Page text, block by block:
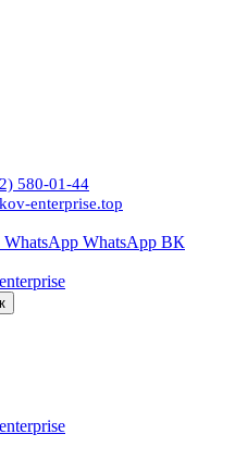
580-01-44
enterprise.top
WhatsApp WhatsApp ВК